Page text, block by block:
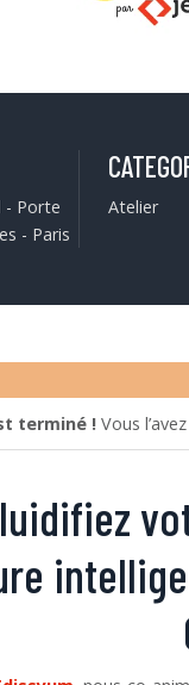
- Porte
- Paris
Atelier
terminé ! Vous